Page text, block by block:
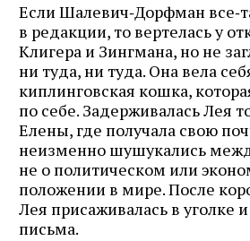
Если Шалевич‑Дорфман
в редакции, то вертелась у
Клигера и Зингмана, но не
ни туда, ни туда. Она вела
киплинговская кошка,
по себе. Задерживалась Лея
Елены, где получала свою
неизменно шушукались
не о политическом или
положении в мире. После
Лея присаживалась в уголке
письма.